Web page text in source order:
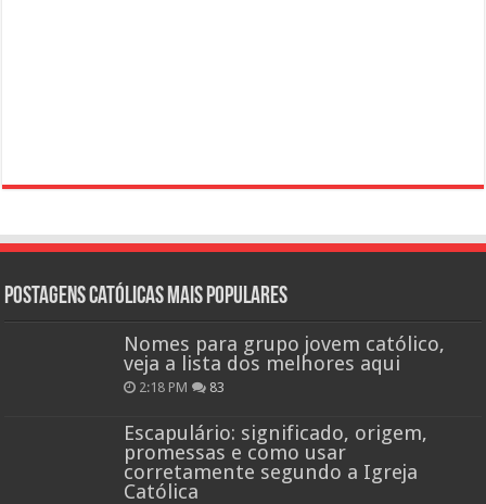
Postagens católicas mais Populares
Nomes para grupo jovem católico,
veja a lista dos melhores aqui
2:18 PM 83
Escapulário: significado, origem,
promessas e como usar
corretamente segundo a Igreja
Católica